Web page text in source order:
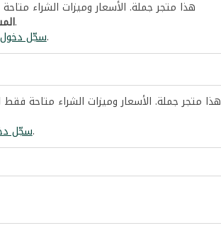
هذا متجر جملة. الأسعار وميزات الشراء
.
سجّل دخول.
هذا متجر جملة. الأسعار وميزات الشراء متاحة
سجّل.